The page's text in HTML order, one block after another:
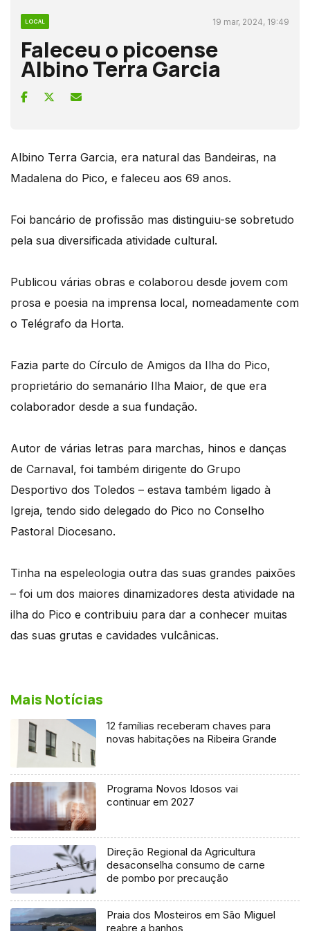
LOCAL 19 mar, 2024, 19:49
Faleceu o picoense
Albino Terra Garcia
Albino Terra Garcia, era natural das Bandeiras, na
Madalena do Pico, e faleceu aos 69 anos.
Foi bancário de profissão mas distinguiu-se sobretudo
pela sua diversificada atividade cultural.
Publicou várias obras e colaborou desde jovem com
prosa e poesia na imprensa local, nomeadamente com
o Telégrafo da Horta.
Fazia parte do Círculo de Amigos da Ilha do Pico,
proprietário do semanário Ilha Maior, de que era
colaborador desde a sua fundação.
Autor de várias letras para marchas, hinos e danças
de Carnaval, foi também dirigente do Grupo
Desportivo dos Toledos – estava também ligado à
Igreja, tendo sido delegado do Pico no Conselho
Pastoral Diocesano.
Tinha na espeleologia outra das suas grandes paixões
– foi um dos maiores dinamizadores desta atividade na
ilha do Pico e contribuiu para dar a conhecer muitas
das suas grutas e cavidades vulcânicas.
Mais Notícias
12 famílias receberam chaves para
novas habitações na Ribeira Grande
Programa Novos Idosos vai
continuar em 2027
Direção Regional da Agricultura
desaconselha consumo de carne
de pombo por precaução
Praia dos Mosteiros em São Miguel
reabre a banhos